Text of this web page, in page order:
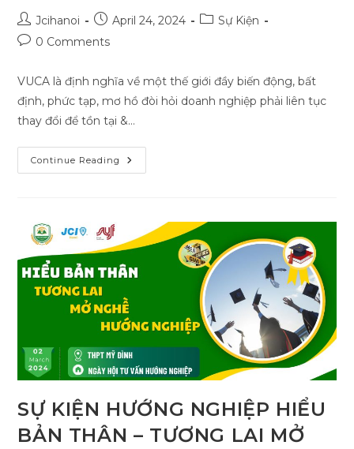
Post
author:
Jcihanoi
Post
published:
April 24, 2024
PostSự Kiện
Post0 Comments
VUCA là định nghĩa về một thế giới đầy biến động, bất
định, phức tạp, mơ hồ đòi hỏi doanh nghiệp phải liên tục
thay đổi để tồn tại &…
Continue Reading TỌA
ĐÀM
TỒN
TẠI
PHÁT
TRIỂN
DOANH
NGHIỆP
NHỎ
VỪA
TRONG
THẾ
GIỚI
SỰ KIỆN HƯỚNG NGHIỆP HIỂU
BẢN THÂN – TƯƠNG LAI MỞ